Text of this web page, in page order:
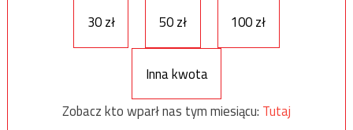
30 zł 50 zł 100 zł
Inna kwota
Zobacz kto wparł nas tym miesiącu: Tutaj